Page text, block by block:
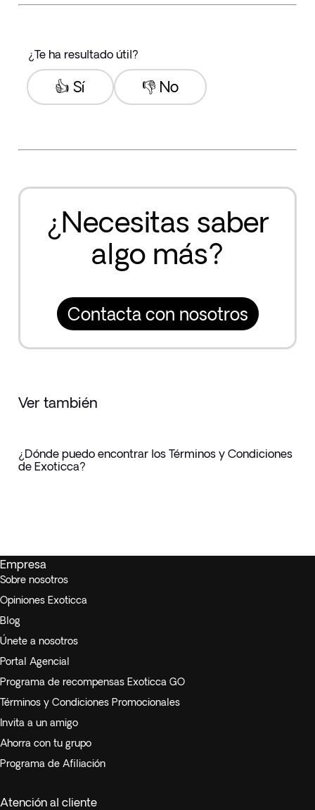
¿Te ha resultado útil?
👎 No
👍 Sí
¿Necesitas saber
algo más?
Contacta con nosotros
Ver también
¿Dónde puedo encontrar los Términos y Condiciones
de Exoticca?